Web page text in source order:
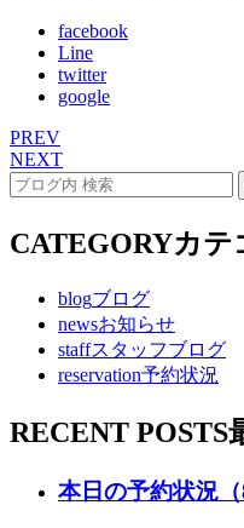
facebook
Line
twitter
google
PREV
NEXT
CATEGORYカテ
blogブログ
newsお知らせ
staffスタッフブログ
reservation予約状況
RECENT POSTS
本日の予約状況（